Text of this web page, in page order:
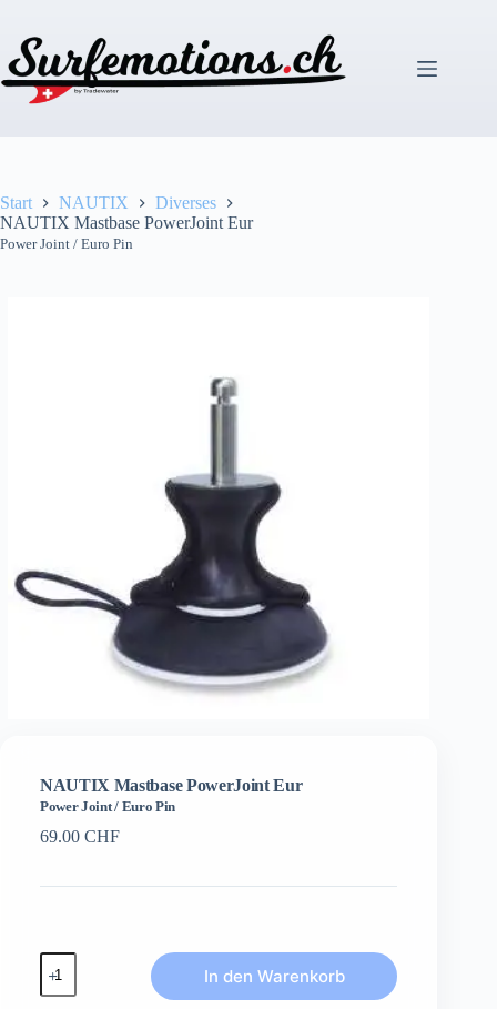
springen
Start NAUTIX
Diverses
NAUTIX Mastbase PowerJoint Eur
Power Joint / Euro Pin
NAUTIX Mastbase PowerJoint Eur
Power Joint / Euro Pin
69.00 CHF
NAUTIX
Mastbase
PowerJoint
In den Warenkorb